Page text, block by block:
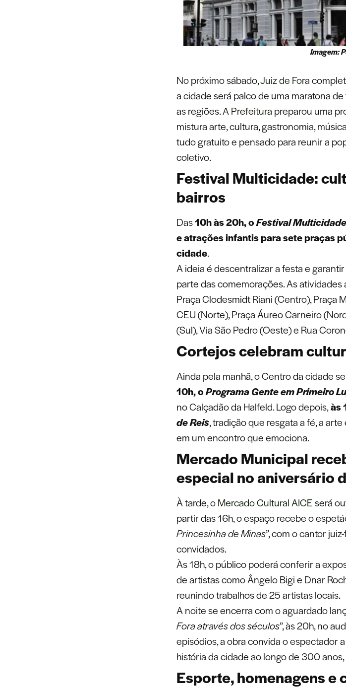
Imagem:
No próximo sábado,Juiz de Fora
a cidade será palco de uma maratona
as regiões. A Prefeitura preparou uma
mistura arte, cultura, gastronomia,
tudo gratuito e pensado para reunir a
coletivo.
Festival Multicidade:
bairros
Das10h às 20h, oFestival Multicidade
e atrações infantis para sete praças
cidade.
A ideia é descentralizar a festa e
parte das comemorações. As
Praça Clodesmidt Riani (Centro), Praça
CEU (Norte), Praça Áureo Carneiro
(Sul), Via São Pedro (Oeste) e Rua
Cortejos celebram
Ainda pela manhã, o Centro da cidade
10h, oPrograma Gente em Primeiro
no Calçadão da Halfeld. Logo depois,às
de Reis, tradição que resgata a fé, a
em um encontro que emociona.
Mercado Municipal
especial no aniversário
À tarde, oMercado Cultural AICEserá
partir das 16h, o espaço recebe o
Princesinha de Minas”, com o cantor
convidados.
Às 18h, o público poderá conferir a
de artistas como Ângelo Bigi e Dnar
reunindo trabalhos de 25 artistas locais.
A noite se encerra com o aguardado
Fora através dos séculos”, às 20h, no
episódios, a obra convida o espectador
história da cidade ao longo de 300
Esporte, homenagens e